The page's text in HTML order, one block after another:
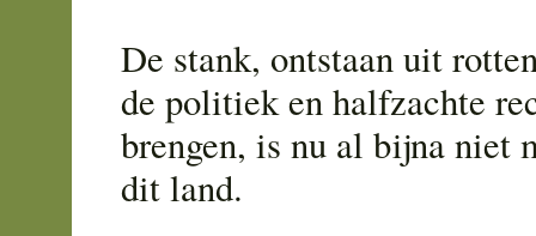
De stank, ontstaan uit
de politiek en halfzachte
brengen, is nu al bijna niet
dit land.